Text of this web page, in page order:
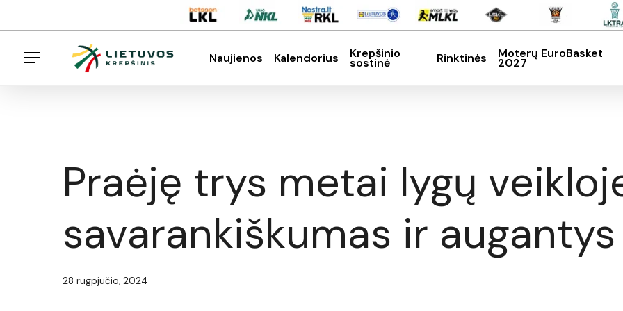
to
Menu
Naujienos Kalendorius Krepšinio
sostinė Rinktinės Moterų EuroBasket
2027
Praėję trys metai lygų
savarankiškumas ir
28 rugpjūčio, 2024